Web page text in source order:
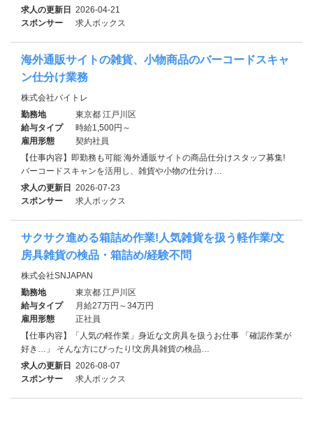
求人の更新日 2026-04-21
スポンサー
求人ボックス
海外通販サイトの雑貨、小物商品のバーコードスキャ
ン仕分け業務
株式会社バイトレ
勤務地
東京都 江戸川区
給与タイプ
時給1,500円～
雇用形態
契約社員
【仕事内容】即勤務も可能 海外通販サイトの商品仕分けスタッフ募集!
バーコードスキャンを活用し、雑貨や小物の仕分け…
求人の更新日 2026-07-23
スポンサー
求人ボックス
サクサク進める箱詰め作業!人気雑貨を扱う軽作業/文
房具雑貨の検品・箱詰め/経験不問
株式会社SNJAPAN
勤務地
東京都 江戸川区
給与タイプ
月給27万円～34万円
雇用形態
正社員
【仕事内容】「人気の軽作業」身近な文房具を扱うお仕事 「確認作業が
好き…」 そんな方にぴったり!文房具雑貨の検品…
求人の更新日 2026-08-07
スポンサー
求人ボックス